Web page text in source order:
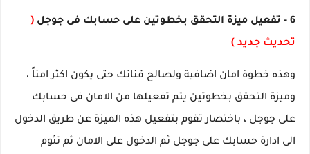
6 - تفعيل ميزة التحقق بخطوتين على حسابك فى جوجل
(
تحديث جديد )
وهذه خطوة امان اضافية ولصالح قناتك حتى يكون اكثر امناً ،
وميزة التحقق بخطوتين يتم تفعيلها من الامان فى حسابك
على جوجل ، باختصار تقوم بتفعيل هذه الميزة عن طريق الدخول
الى ادارة حسابك على جوجل ثم الدخول على الامان ثم تثوم